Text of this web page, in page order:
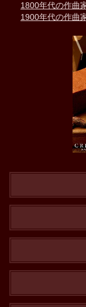
1800年代の作曲
1900年代の作曲